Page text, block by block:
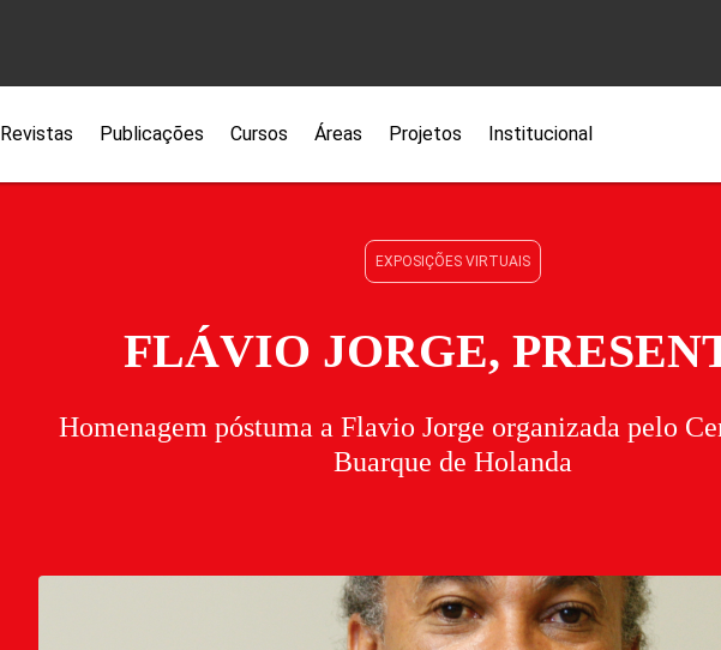
Revistas Publicações Cursos Áreas Projetos Institucional
EXPOSIÇÕES VIRTUAIS
FLÁVIO JORGE,
Homenagem póstuma a Flavio Jorge organizada pelo
Buarque de Holanda